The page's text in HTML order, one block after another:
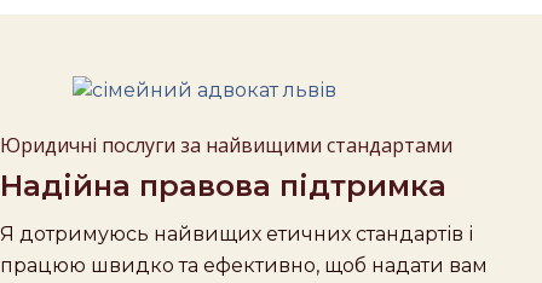
Юридичні послуги за найвищими стандартами
Надійна правова підтримка
Я дотримуюсь найвищих етичних стандартів і
працюю швидко та ефективно, щоб надати вам